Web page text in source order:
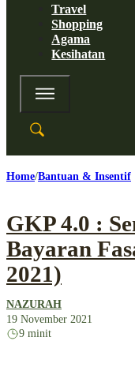
Travel
Shopping
Agama
Kesihatan
Home Bantuan & Insentif
GKP 4.0 :
Bayaran
2021)
NAZURAH
19 November 2021
9 minit